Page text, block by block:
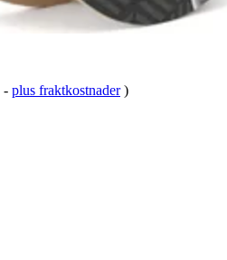
- plus fraktkostnader )